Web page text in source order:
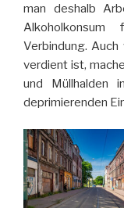
man deshalb
Verbindung.
verdient ist,
und Müllhalden
deprimierenden